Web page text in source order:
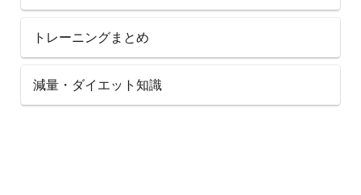
トレーニングまとめ
減量・ダイエット知識